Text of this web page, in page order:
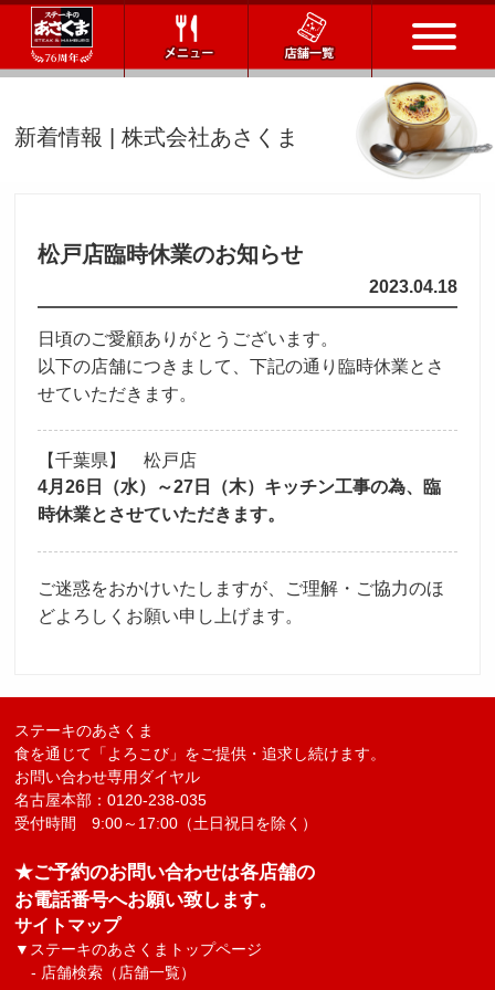
メニュー
会社概要
IR情報
通販サイト
採用情報
新着情報 | 株式会社あさくま
松戸店臨時休業のお知らせ
2023.04.18
日頃のご愛顧ありがとうございます。
以下の店舗につきまして、下記の通り臨時休業とさ
せていただきます。
【千葉県】 松戸店
4月26日（水）～27日（木）キッチン工事の為、臨
時休業とさせていただきます。
ご迷惑をおかけいたしますが、ご理解・ご協力のほ
どよろしくお願い申し上げます。
ステーキのあさくま
食を通じて「よろこび」をご提供・追求し続けます。
お問い合わせ専用ダイヤル
名古屋本部：0120-238-035
受付時間 9:00～17:00（土日祝日を除く）
★ご予約のお問い合わせは各店舗の
お電話番号へお願い致します。
サイトマップ
▼ ステーキのあさくまトップページ
- 店舗検索（店舗一覧）